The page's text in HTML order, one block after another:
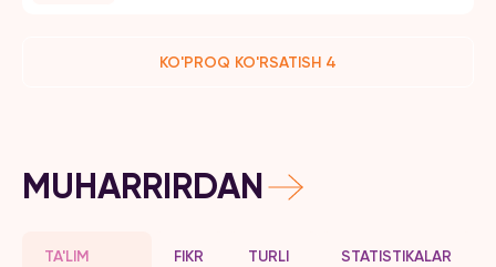
KO'PROQ KO'RSATISH 4
MUHARRIRDAN
TA'LIM
FIKR
TURLI
STATISTIKALAR